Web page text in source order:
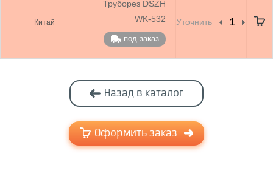
Китай
Труборез DSZH
WK-532
под заказ
Уточнить
Назад в каталог
Оформить заказ